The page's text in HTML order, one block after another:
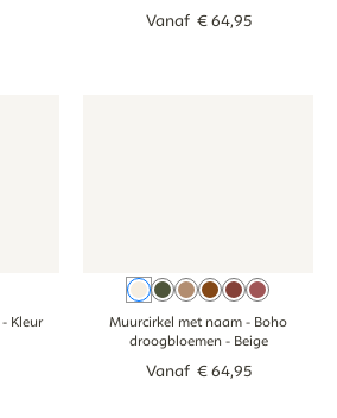
Vanaf €64,95
- Kleur
BeigeGroen
BruinCognacTerracotta
Roze
Muurcirkel met naam - Boho
droogbloemen- Beige
Vanaf €64,95